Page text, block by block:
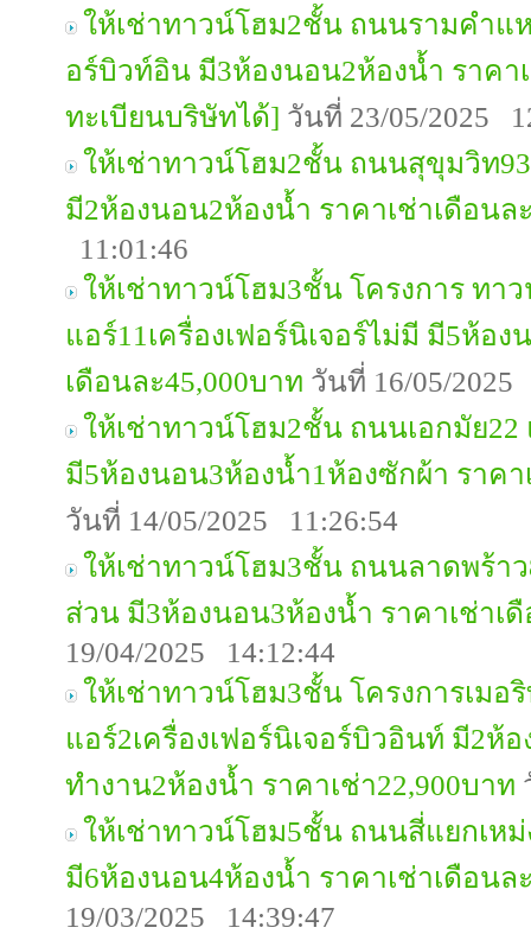
ให้เช่าทาวน์โฮม2ชั้น ถนนรามคำแห
อร์บิวท์อิน มี3ห้องนอน2ห้องน้ำ ราคา
ทะเบียนบริษัทได้] วันที่ 23/05/2025
ให้เช่าทาวน์โฮม2ชั้น ถนนสุขุมวิท
มี2ห้องนอน2ห้องน้ำ ราคาเช่าเดือนล
11:01:46
ให้เช่าทาวน์โฮม3ชั้น โครงการ ทา
แอร์11เครื่องเฟอร์นิเจอร์ไม่มี มี5ห้อ
เดือนละ45,000บาท วันที่ 16/05/2025
ให้เช่าทาวน์โฮม2ชั้น ถนนเอกมัย22
มี5ห้องนอน3ห้องน้ำ1ห้องซักผ้า ราคา
วันที่ 14/05/2025 11:26:54
ให้เช่าทาวน์โฮม3ชั้น ถนนลาดพร้าว
ส่วน มี3ห้องนอน3ห้องน้ำ ราคาเช่าเ
19/04/2025 14:12:44
ให้เช่าทาวน์โฮม3ชั้น โครงการเมอ
แอร์2เครื่องเฟอร์นิเจอร์บิวอินท์ มี2ห้
ทำงาน2ห้องน้ำ ราคาเช่า22,900บาท
ให้เช่าทาวน์โฮม5ชั้น ถนนสี่แยกเหม่
มี6ห้องนอน4ห้องน้ำ ราคาเช่าเดือนล
19/03/2025 14:39:47